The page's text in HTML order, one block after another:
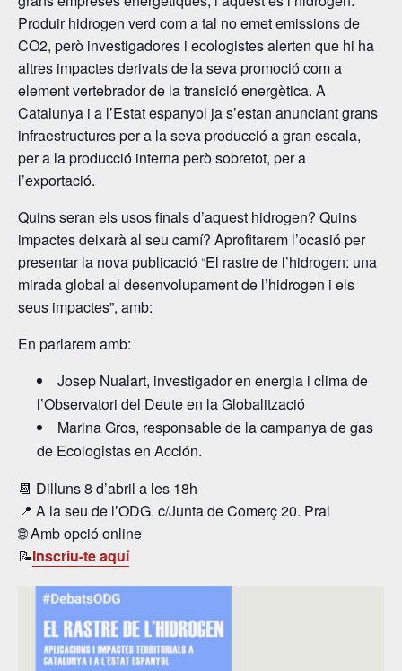
Produir hidrogen verd com a tal no emet emissions de
CO2, però investigadores i ecologistes alerten que hi ha
altres impactes derivats de la seva promoció com a
element vertebrador de la transició energètica. A
Catalunya i a l’Estat espanyol ja s’estan anunciant grans
infraestructures per a la seva producció a gran escala,
per a la producció interna però sobretot, per a
l’exportació.
Quins seran els usos finals d’aquest hidrogen? Quins
impactes deixarà al seu camí? Aprofitarem l’ocasió per
presentar la nova publicació “El rastre de l’hidrogen: una
mirada global al desenvolupament de l’hidrogen i els
seus impactes”, amb:
En parlarem amb:
Josep Nualart, investigador en energia i clima de
l’Observatori del Deute en la Globalització
Marina Gros, responsable de la campanya de gas
de Ecologistas en Acción.
📆 Dilluns 8 d’abril a les 18h
📍 A la seu de l’ODG. c/Junta de Comerç 20. Pral
🌐 Amb opció online
📝Inscriu-te aquí